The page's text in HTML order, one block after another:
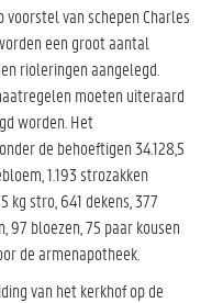
voorstel van schepen Charles
een groot aantal
rioleringen aangelegd.
moeten uiteraard
worden. Het
de behoeftigen 34.128,5
1.193 strozakken
kg stro, 641 dekens, 377
97 bloezen, 75 paar kousen
de armenapotheek.
van het kerkhof op de